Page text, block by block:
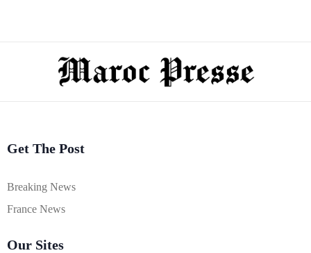
Get The Post
Breaking News
France News
Our Sites